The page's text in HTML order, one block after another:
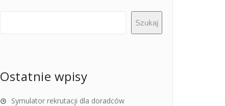
Szukaj
Ostatnie wpisy
Symulator rekrutacji dla doradców